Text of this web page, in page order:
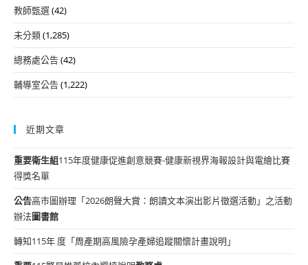
教師甄選(42)
未分類(1,285)
總務處公告(42)
輔導室公告(1,222)
近期文章
重要衛生組115年度健康促進創意競賽-健康新視界海報設計與電繪比賽
得獎名單
公告高市圖辦理「2026朗聲大賞：朗讀文本演出影片徵選活動」之活動
辦法圖書館
轉知115年 度「周產期高風險孕產婦追蹤關懷計畫說明」